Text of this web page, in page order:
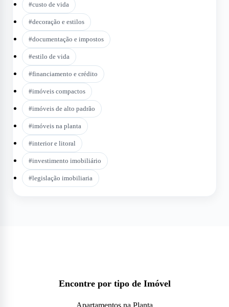
#custo de vida
#decoração e estilos
#documentação e impostos
#estilo de vida
#financiamento e crédito
#imóveis compactos
#imóveis de alto padrão
#imóveis na planta
#interior e litoral
#investimento imobiliário
#legislação imobiliaria
Encontre por tipo de Imóvel